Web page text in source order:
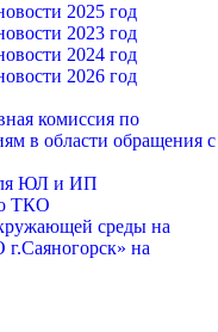
2025 год
2023 год
2024 год
2026 год
комиссия по
в области обращения с
ЮЛ и ИП
ТКО
среды на
на